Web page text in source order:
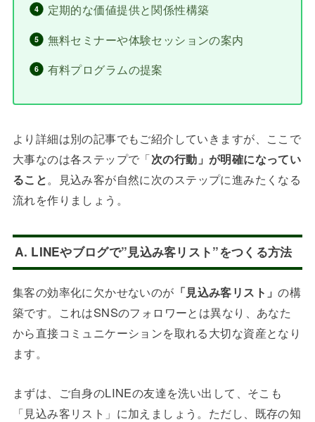
定期的な価値提供と関係性構築
無料セミナーや体験セッションの案内
有料プログラムの提案
より詳細は別の記事でもご紹介していきますが、ここで
大事なのは各ステップで「次の行動」が明確になってい
ること。見込み客が自然に次のステップに進みたくなる
流れを作りましょう。
A. LINEやブログで”見込み客リスト”をつくる方法
集客の効率化に欠かせないのが 「見込み客リスト」の構
築です。これはSNSのフォロワーとは異なり、あなた
から直接コミュニケーションを取れる大切な資産となり
ます。
まずは、ご自身のLINEの友達を洗い出して、そこも
「見込み客リスト」に加えましょう。ただし、既存の知